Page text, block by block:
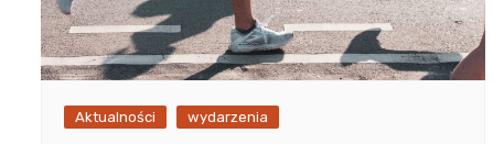
Aktualności wydarzenia